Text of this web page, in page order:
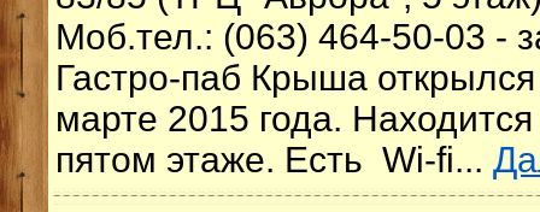
Моб.тел.: (063) 464-50-03 -
Гастро-паб Крыша
марте 2015 года.
пятом этаже. Есть Wi-fi...